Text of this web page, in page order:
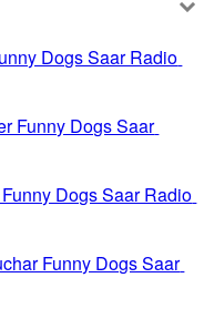
Dogs Saar Radio
Funny Dogs Saar
Dogs Saar Radio
Funny Dogs Saar